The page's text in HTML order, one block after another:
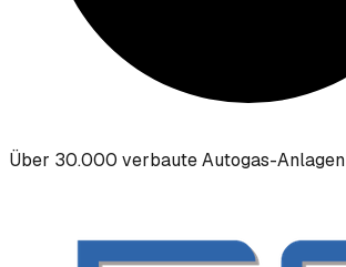
Über 30.000 verbaute Autogas-Anlagen